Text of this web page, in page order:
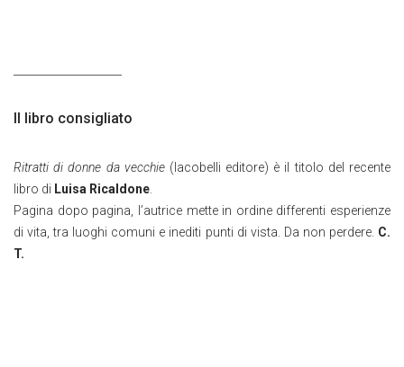
Il libro consigliato
Ritratti di donne da vecchie (Iacobelli editore) è il titolo del recente
libro di Luisa Ricaldone
Pagina dopo pagina, l’autrice mette in ordine differenti esperienze
di vita, tra luoghi comuni e inediti punti di vista. Da non perdere. C.
T.